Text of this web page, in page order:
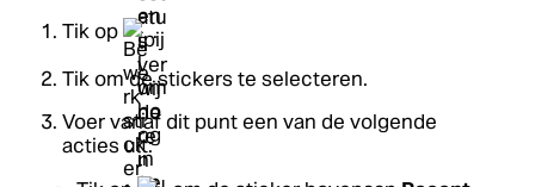
Tik op
.
Tik om de stickers te selecteren.
Voer vanaf dit punt een van de volgende
acties uit: